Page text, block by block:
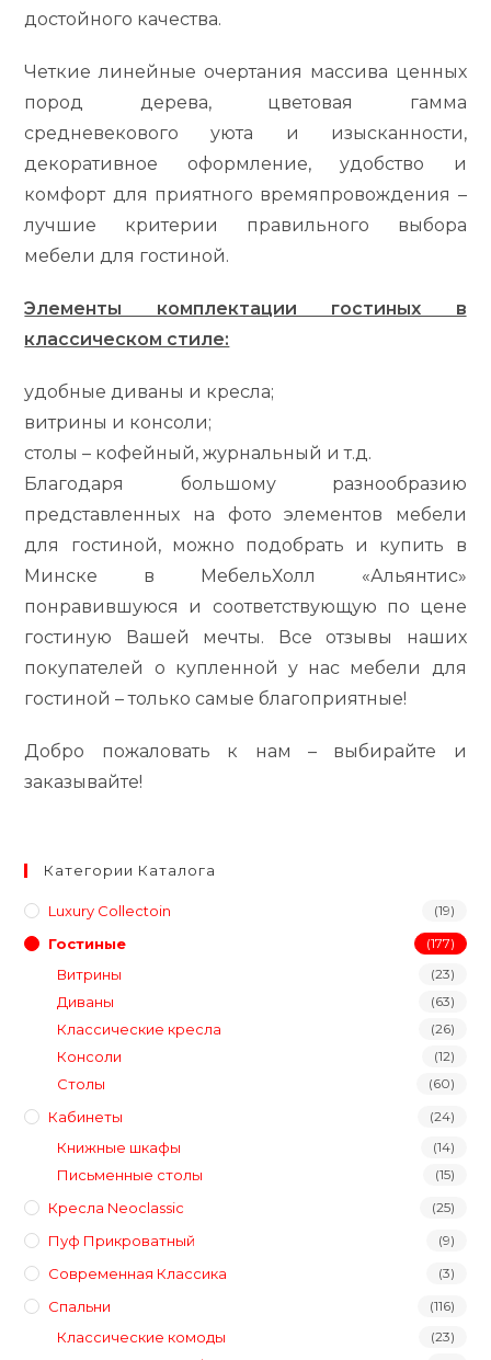
достойного качества.
Четкие линейные очертания массива ценных
пород дерева, цветовая гамма
средневекового уюта и изысканности,
декоративное оформление, удобство и
комфорт для приятного времяпровождения –
лучшие критерии правильного выбора
мебели для гостиной.
Элементы комплектации гостиных в
классическом стиле:
удобные диваны и кресла;
витрины и консоли;
столы – кофейный, журнальный и т.д.
Благодаря большому разнообразию
представленных на фото элементов мебели
для гостиной, можно подобрать и купить в
Минске в МебельХолл «Альянтис»
понравившуюся и соответствующую по цене
гостиную Вашей мечты. Все отзывы наших
покупателей о купленной у нас мебели для
гостиной – только самые благоприятные!
Добро пожаловать к нам – выбирайте и
заказывайте!
Категории Каталога
Luxury Collectoin (19)
Гостиные (177)
Витрины (23)
Диваны (63)
Классические кресла (26)
Консоли (12)
Столы (60)
Кабинеты (24)
Книжные шкафы (14)
Письменные столы (15)
Кресла Neoclassic (25)
Пуф Прикроватный (9)
Современная Классика (3)
Спальни (116)
Классические комоды (23)